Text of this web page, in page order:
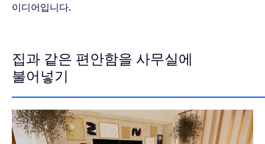
이디어입니다.
집과 같은 편안함을 사무실에
불어넣기